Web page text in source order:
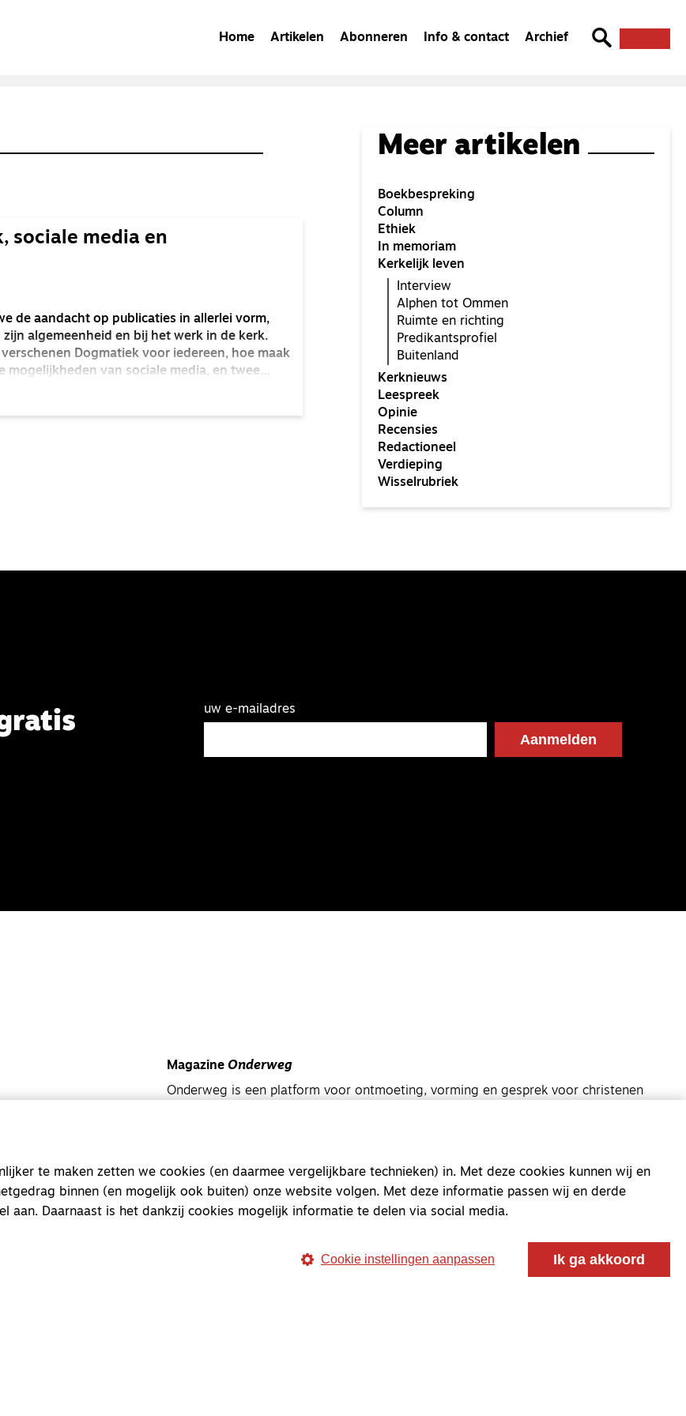
Home Artikelen Abonneren Info & contact Archief
sociale media en
de aandacht op publicaties in allerlei vorm,
algemeenheid en bij het werk in de kerk.
Dogmatiek voor iedereen, hoe maak
mogelijkheden van sociale media, en twee
gemeenteopbouw.
Meer artikelen
Boekbespreking
Column
Ethiek
In memoriam
Kerkelijk leven
Interview
Alphen tot Ommen
Ruimte en richting
Predikantsprofiel
Buitenland
Kerknieuws
Leespreek
Opinie
Recensies
Redactioneel
Verdieping
Wisselrubriek
uw e-mailadres
Magazine Onderweg
Onderweg is een platform voor ontmoeting, vorming en gesprek voor christenen
Kvk-nummer 33277063
NL46 INGB 0117 5827 86
te maken zetten we cookies (en daarmee vergelijkbare technieken) in. Met deze cookies kunnen wij en
binnen (en mogelijk ook buiten) onze website volgen. Met deze informatie passen wij en derde
aan. Daarnaast is het dankzij cookies mogelijk informatie te delen via social media.
Cookie instellingen aanpassen Ik ga akkoord